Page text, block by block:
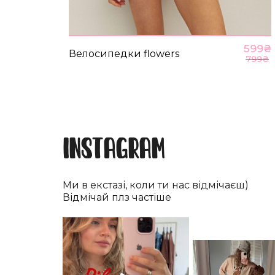
Велосипедки flowers 799₴
599₴
Instagram
Ми в екстазі, коли ти нас відмічаєш)
Відмічай плз частіше